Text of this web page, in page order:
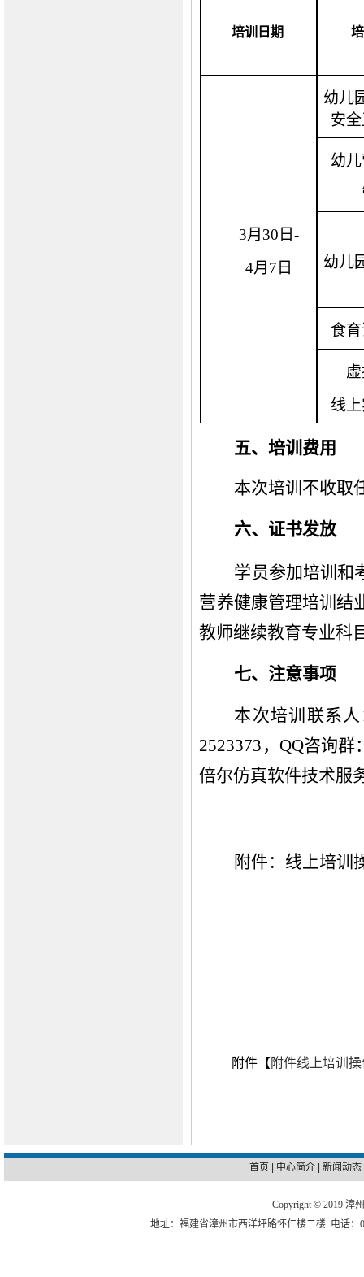
培训日期
3月30日-
4月7日
幼儿
安
幼
幼儿
食
线
五、培训费用
本次培训不收取
六、证书发放
学员参加培训和
营养健康管理培训结
教师继续教育专业科
七、注意事项
本次培训联系
2523373，QQ咨询
倍尔仿真软件技术服
附件：线上培训
附件【 附件线上培训
首页 中心简介 新闻动态
Copyright © 2019 漳
地址：福建省漳州市西洋坪路怀仁楼二楼 电话：